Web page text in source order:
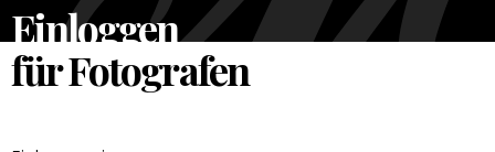
Einloggen
für Fotografen